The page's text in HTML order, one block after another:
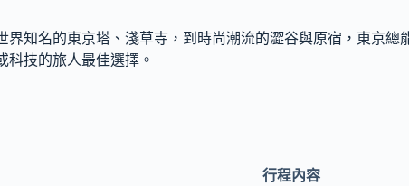
知名的東京塔、淺草寺，到時尚潮流的澀谷與原宿，東京總
科技的旅人最佳選擇。
行程內容